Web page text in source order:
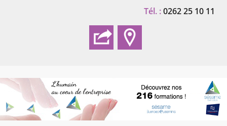
Tél. :0262 25 10 11